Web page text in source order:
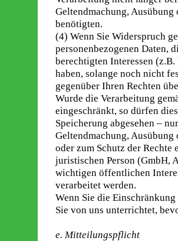
Geltendmachung,
benötigten.
(4) Wenn Sie Widerspruch
personenbezogenen Daten,
berechtigten Interessen
haben, solange noch nicht
gegenüber Ihren Rechten
Wurde die Verarbeitung
eingeschränkt, so dürfen
Speicherung abgesehen –
Geltendmachung,
oder zum Schutz der
juristischen Person (GmbH,
wichtigen öffentlichen
verarbeitet werden.
Wenn Sie die
Sie von uns unterrichtet,
e. Mitteilungspflicht